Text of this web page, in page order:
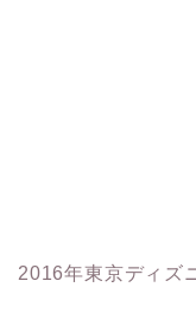
2016年東京ディズ